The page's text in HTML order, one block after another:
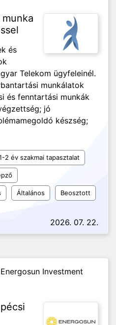
és
Telekom ügyfeleinél.
munkálatok
és fenntartási munkák
jó
készség;
2 év szakmai tapasztalat
Általános Beosztott
2026. 07. 22.
Investment